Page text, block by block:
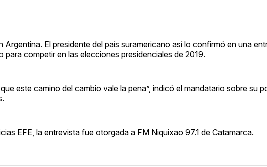
El presidente del país suramericano así lo confirmó en una
competir en las elecciones presidenciales de 2019.
este camino del cambio vale la pena”, indicó el mandatario sobre su
EFE, la entrevista fue otorgada a FM Niquixao 97.1 de Catamarca.